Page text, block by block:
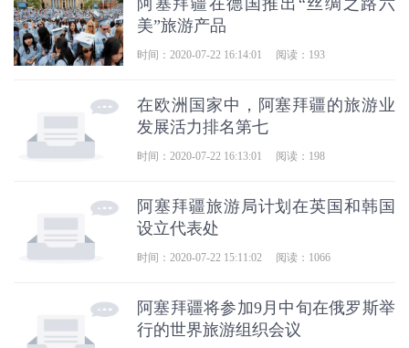
阿塞拜疆在德国推出“丝绸之路六
美”旅游产品
时间：2020-07-22 16:14:01 阅读：193
在欧洲国家中，阿塞拜疆的旅游业
发展活力排名第七
时间：2020-07-22 16:13:01 阅读：198
阿塞拜疆旅游局计划在英国和韩国
设立代表处
时间：2020-07-22 15:11:02 阅读：1066
阿塞拜疆将参加9月中旬在俄罗斯举
行的世界旅游组织会议